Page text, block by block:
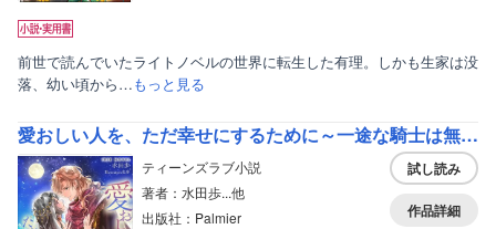
前世で読んでいたライトノベルの世界に転生した有理。しかも生家は没
落、幼い頃から…もっと見る
愛おしい人を、ただ幸せにするために～一途な騎士は無垢なる王女を夜毎快楽で染め上げる～
ティーンズラブ小説
著者：水田歩...他
出版社：Palmier
試し読み
作品詳細